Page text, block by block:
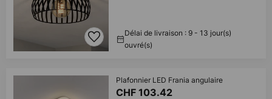
Délai de livraison : 9 - 13 jour(s)
ouvré(s)
Plafonnier LED Frania angulaire
CHF 103.42